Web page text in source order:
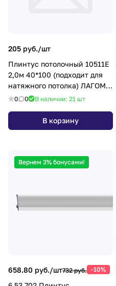
205 руб./шт
Плинтус потолочный 10511Е
2,0м 40*100 (подходит для
натяжного потолка) ЛАГОМ
*30
0 0 В наличии: 21 шт
В корзину
Вернем 3% бонусами!
658.80 руб./шт732 руб. -10%